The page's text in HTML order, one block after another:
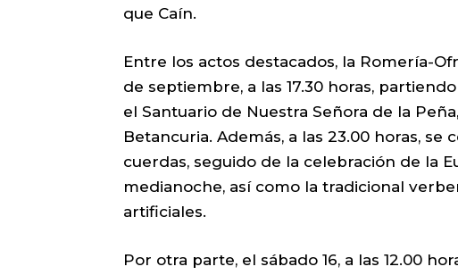
que Caín.
Entre los actos destacados, la Romería-
de septiembre, a las 17.30 horas,
el Santuario de Nuestra Señora de la
Betancuria. Además, a las 23.00 horas,
cuerdas, seguido de la celebración de la
medianoche, así como la tradicional
artificiales.
Por otra parte, el sábado 16, a las 12.00